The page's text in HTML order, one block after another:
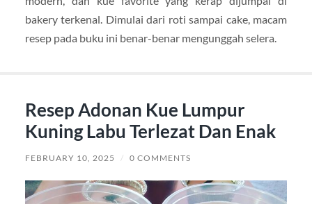
bakery terkenal. Dimulai dari roti sampai cake, macam
resep pada buku ini benar-benar mengunggah selera.
Resep Adonan Kue Lumpur
Kuning Labu Terlezat Dan Enak
FEBRUARY 10, 2025 / 0 COMMENTS